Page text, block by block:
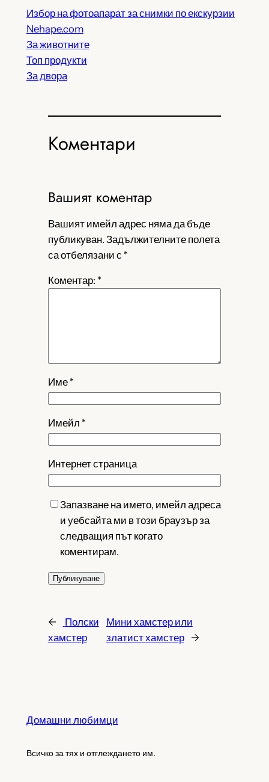
Избор на фотоапарат за снимки по екскурзии
Nehape.com
За животните
Топ продукти
За двора
Коментари
Вашият коментар
Вашият имейл адрес няма да бъде
публикуван. Задължителните полета
са отбелязани с *
Коментар: *
Име *
Имейл *
Интернет страница
Запазване на името, имейл адреса
и уебсайта ми в този браузър за
следващия път когато
коментирам.
←
Полски
хамстер
Мини хамстер или
златист хамстер
→
Домашни любимци
Всичко за тях и отглеждането им.